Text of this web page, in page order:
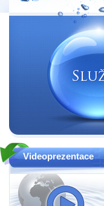
Videoprezentace